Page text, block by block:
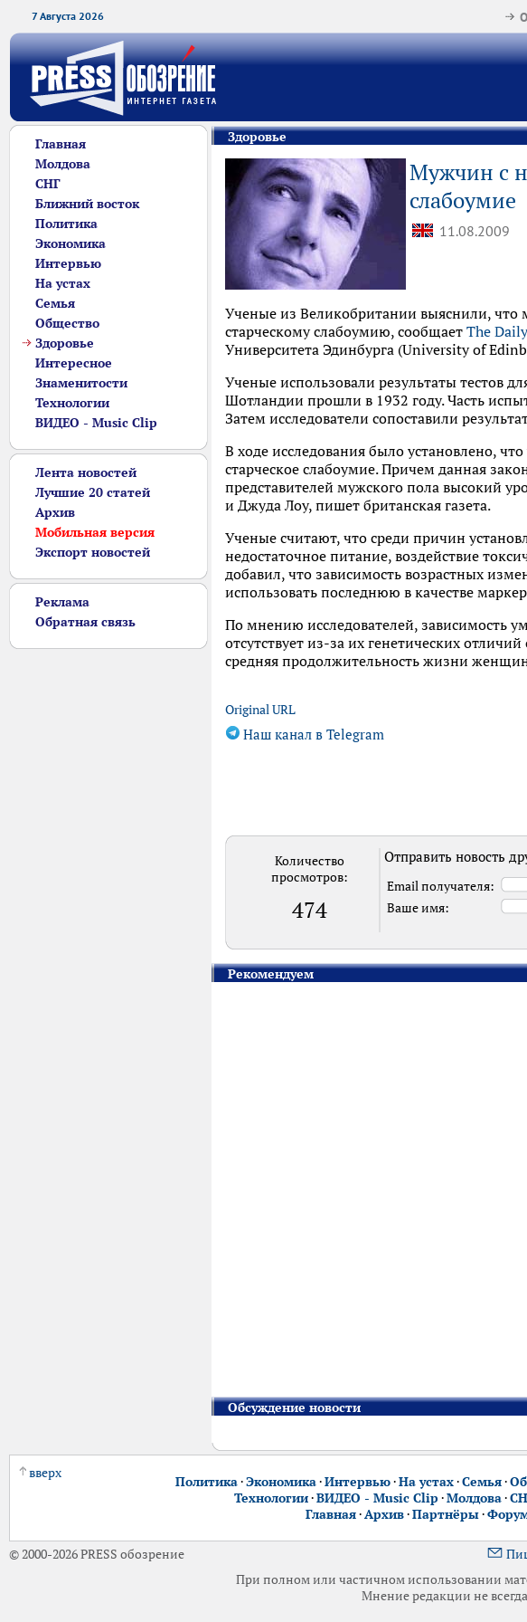
7 Августа 2026
Главная
Молдова
СНГ
Ближний восток
Политика
Экономика
Интервью
На устах
Семья
Общество
Здоровье
Интересное
Знаменитости
Технологии
ВИДЕО - Music Clip
Лента новостей
Лучшие 20 статей
Архив
Мобильная версия
Экспорт новостей
Реклама
Обратная связь
Здоровье
Мужчин с
слабоумие
11.08.2009
Ученые из Великобритании выяснили,
старческому слабоумию, сообщает The
Университета Эдинбурга (University of
Ученые использовали результаты тестов
Шотландии прошли в 1932 году. Часть
Затем исследователи сопоставили
В ходе исследования было установлено,
старческое слабоумие. Причем данная
представителей мужского пола высокий
и Джуда Лоу, пишет британская газета.
Ученые считают, что среди причин
недостаточное питание, воздействие
добавил, что зависимость возрастных
использовать последнюю в качестве
По мнению исследователей, зависимость
отсутствует из-за их генетических
средняя продолжительность жизни
Original URL
Наш канал в Telegram
Количество
просмотров:
474
Отправить новость
Email получателя:
Ваше имя:
Рекомендуем
Обсуждение новости
вверх
Политика·Экономика·Интервью·На устах·Семья·
Технологии·ВИДЕО - Music Clip ·Молдова·
Главная·Архив·Партнёры·
© 2000-2026 PRESS обозрение
При полном или частичном использовании
Мнение редакции не